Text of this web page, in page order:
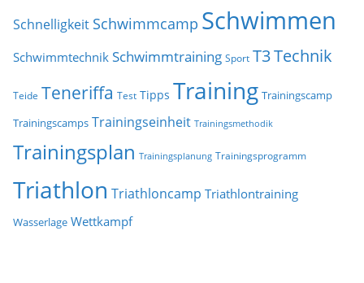
Schnelligkeit Schwimmcamp Schwimmen
Schwimmtechnik Schwimmtraining Sport T3Technik
Teide Teneriffa Test Tipps Training Trainingscamp
Trainingscamps Trainingseinheit Trainingsmethodik
Trainingsplan Trainingsplanung Trainingsprogramm
Triathlon Triathloncamp Triathlontraining
Wasserlage Wettkampf